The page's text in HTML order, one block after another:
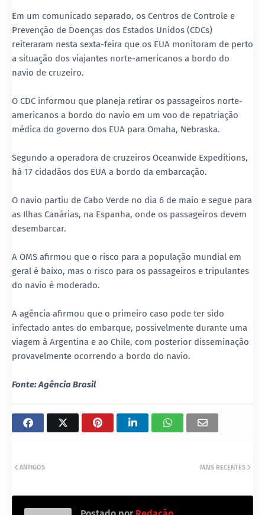
Em um comunicado separado, os Centros de Controle e
Prevenção de Doenças dos Estados Unidos (CDCs)
reiteraram nesta sexta-feira que os EUA monitoram de perto
a situação dos viajantes norte-americanos a bordo do
navio de cruzeiro.
O CDC informou que planeja retirar os passageiros norte-
americanos a bordo do navio em um voo de repatriação
médica do governo dos EUA para Omaha, Nebraska.
Segundo a operadora de cruzeiros Oceanwide Expeditions,
há 17 cidadãos dos EUA a bordo da embarcação.
O navio partiu de Cabo Verde no dia 6 de maio e segue para
as Ilhas Canárias, na Espanha, onde os passageiros devem
desembarcar.
A OMS afirmou que o risco para a população mundial em
geral é baixo, mas o risco para os passageiros e tripulantes
do navio é moderado.
A agência afirmou que o primeiro caso pode ter sido
infectado antes do embarque, possivelmente durante uma
viagem à Argentina e ao Chile, com posterior disseminação
provavelmente ocorrendo a bordo do navio.
Fonte: Agência Brasil
MAIS RECENTES
ANTIGOS